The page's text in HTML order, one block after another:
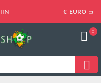
€ EURO
0